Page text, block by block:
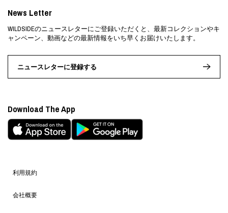
利用規約
会社概要
News Letter
WILDSIDEのニュースレターにご登録いただくと、最新コレクションやキ
ャンペーン、動画などの最新情報をいち早くお届けいたします。
ニュースレターに登録する
Download The App